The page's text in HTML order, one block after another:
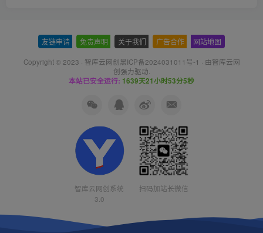
友链申请 免责声明 关于我们 广告合作 网站地图
Copyright © 2023 · 智库云网创黑ICP备2024031011号-1 · 由智库云网
创强力驱动.
本站已安全运行: 1639天21小时53分6秒
智库云网创系统
3.0
扫码加站长微信